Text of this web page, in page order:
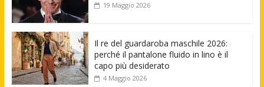
19 Maggio 2026
Il re del guardaroba maschile 2026:
perché il pantalone fluido in lino è il
capo più desiderato
4 Maggio 2026